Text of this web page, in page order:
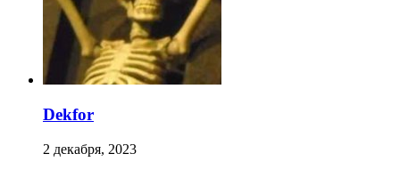
Dekfor
2 декабря, 2023